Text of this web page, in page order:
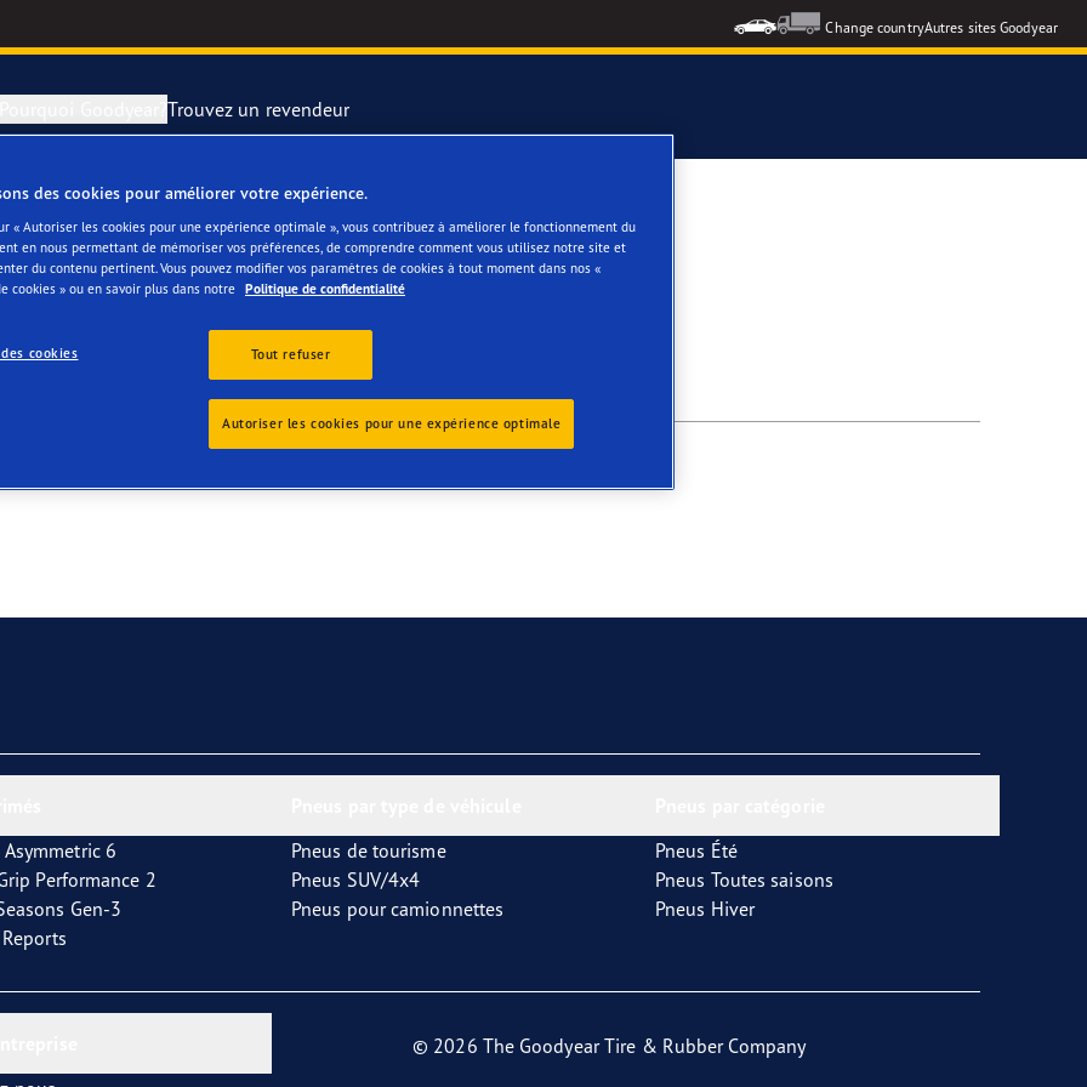
Change countryAutres sites Goodyear
Pourquoi Goodyear?
F1 SuperSport
Performance 2
4Seasons GEN-3
Trouvez un revendeur
Asymmetric 6
Performance 2
Gen-3
Pneus de tourisme
Pneus SUV/4x4
Pneus pour camionnettes
Pneus Été
Pneus Toutes saisons
Pneus Hiver
© 2026 The Goodyear Tire & Rubber Company
des cookies pour améliorer votre expérience.
« Autoriser les cookies pour une expérience optimale », vous contribuez à améliorer le fonctionnement du
en nous permettant de mémoriser vos préférences, de comprendre comment vous utilisez notre site et
du contenu pertinent. Vous pouvez modifier vos paramètres de cookies à tout moment dans nos «
cookies » ou en savoir plus dans notre Politique de confidentialité
cookies Tout refuser
Autoriser les cookies pour une expérience optimale